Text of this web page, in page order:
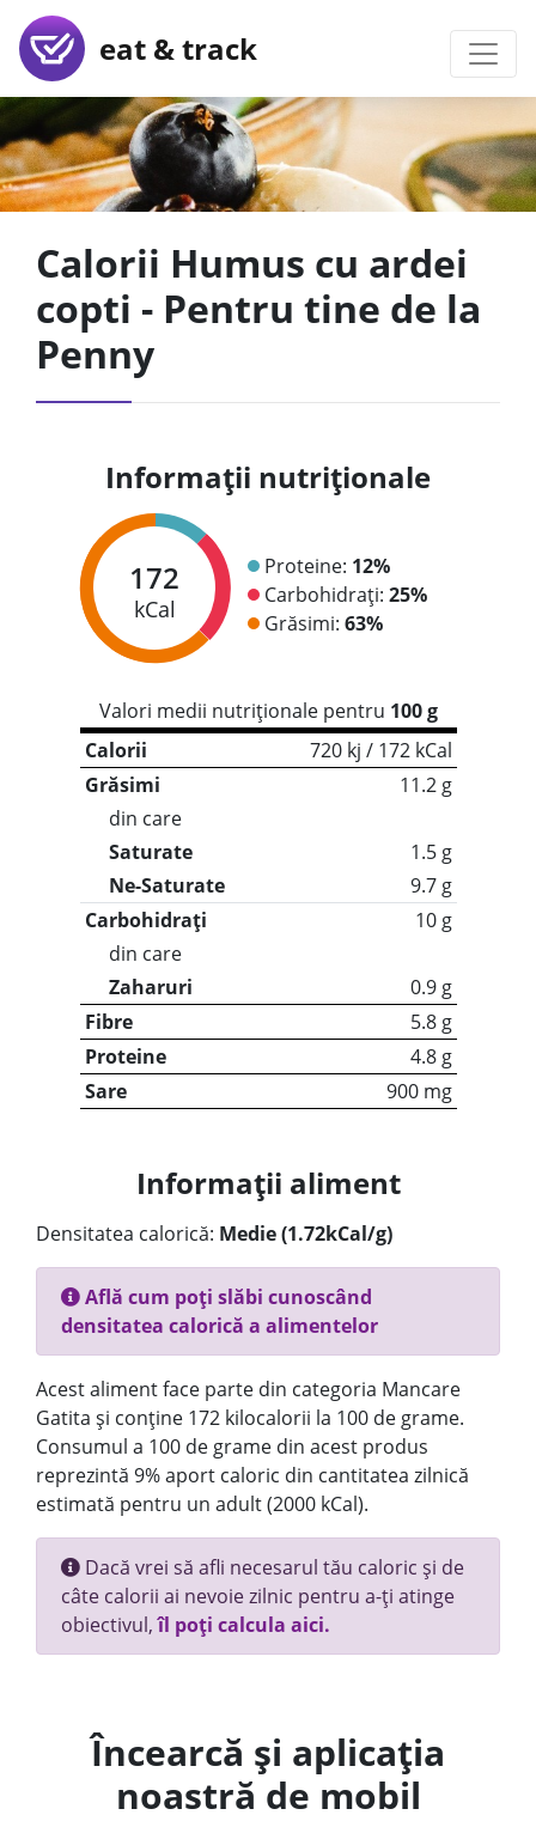
eat & track
Calorii Humus cu ardei
copti - Pentru tine de la
Penny
Informații nutriționale
172
kCal
Proteine: 12%
Carbohidrați: 25%
Grăsimi: 63%
Valori medii nutriționale pentru 100 g
Calorii
720 kj / 172 kCal
Grăsimi
11.2 g
din care
Saturate
1.5 g
Ne-Saturate
9.7 g
Carbohidrați
10 g
din care
Zaharuri
0.9 g
Fibre
5.8 g
Proteine
4.8 g
Sare
900 mg
Informații aliment
Densitatea calorică: Medie (1.72kCal/g)
Află cum poți slăbi cunoscând
densitatea calorică a alimentelor
Acest aliment face parte din categoria Mancare
Gatita și conține 172 kilocalorii la 100 de grame.
Consumul a 100 de grame din acest produs
reprezintă 9% aport caloric din cantitatea zilnică
estimată pentru un adult (2000 kCal).
Dacă vrei să afli necesarul tău caloric și de
câte calorii ai nevoie zilnic pentru a-ți atinge
obiectivul,îl poți calcula aici.
Încearcă și aplicația
noastră de mobil